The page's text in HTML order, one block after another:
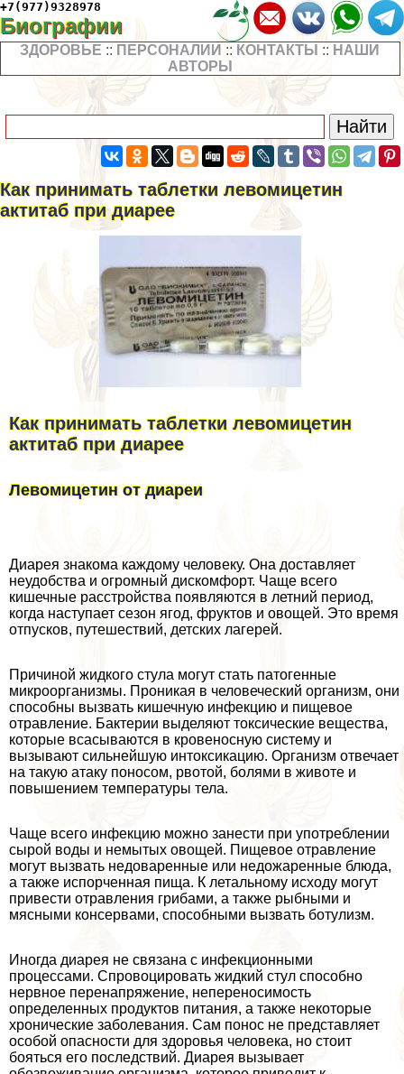
+7(977)9328978
Биографии
ЗДОРОВЬЕ :: ПЕРСОНАЛИИ :: КОНТАКТЫ :: НАШИ
АВТОРЫ
Как принимать таблетки левомицетин
актитаб при диарее
Как принимать таблетки левомицетин
актитаб при диарее
Левомицетин от диареи
Диарея знакома каждому человеку. Она доставляет
неудобства и огромный дискомфорт. Чаще всего
кишечные расстройства появляются в летний период,
когда наступает сезон ягод, фруктов и овощей. Это время
отпусков, путешествий, детских лагерей.
Причиной жидкого стула могут стать патогенные
микроорганизмы. Проникая в человеческий организм, они
способны вызвать кишечную инфекцию и пищевое
отравление. Бактерии выделяют токсические вещества,
которые всасываются в кровеносную систему и
вызывают сильнейшую интоксикацию. Организм отвечает
на такую атаку поносом, рвотой, болями в животе и
повышением температуры тела.
Чаще всего инфекцию можно занести при употрeблении
сырой воды и немытых овощей. Пищевое отравление
могут вызвать недоваренные или недожаренные блюда,
а также испорченная пища. К летальному исходу могут
привести отравления грибами, а также рыбными и
мясными консервами, способными вызвать ботулизм.
Иногда диарея не связана с инфекционными
процессами. Спровоцировать жидкий стул способно
нервное перенапряжение, непереносимость
определенных продуктов питания, а также некоторые
хронические заболевания. Сам понос не представляет
особой опасности для здоровья человека, но стоит
бояться его последствий. Диарея вызывает